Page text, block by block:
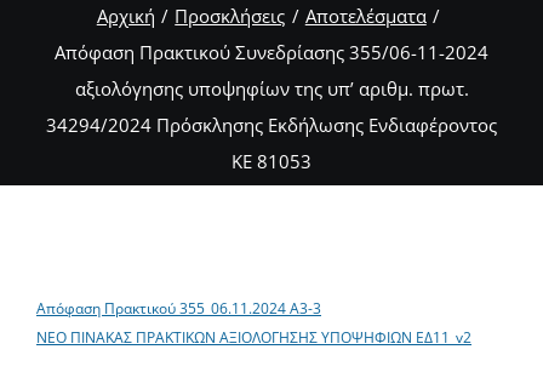
Αρχική Προσκλήσεις
Αποτελέσματα
Aπόφαση Πρακτικού Συνεδρίασης 355/06-11-2024
αξιολόγησης υποψηφίων της υπ’ αριθμ. πρωτ.
34294/2024 Πρόσκλησης Εκδήλωσης Ενδιαφέροντος
ΚΕ 81053
Απόφαση Πρακτικού 355_06.11.2024 Α3-3
ΝΕΟ ΠΙΝΑΚΑΣ ΠΡΑΚΤΙΚΩΝ ΑΞΙΟΛΟΓΗΣΗΣ ΥΠΟΨΗΦΙΩΝ ΕΔ11_v2